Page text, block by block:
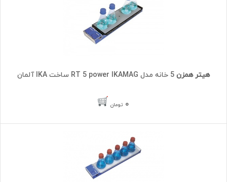
هیتر همزن 5 خانه مدل RT 5 power IKAMAG ساخت IKA آلمان
۰ تومان